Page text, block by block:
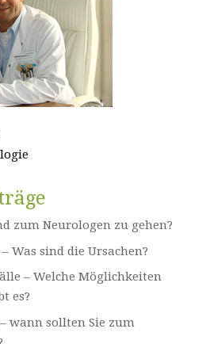
zum Neurologen zu gehen?
Was sind die Ursachen?
– Welche Möglichkeiten
es?
wann sollten Sie zum